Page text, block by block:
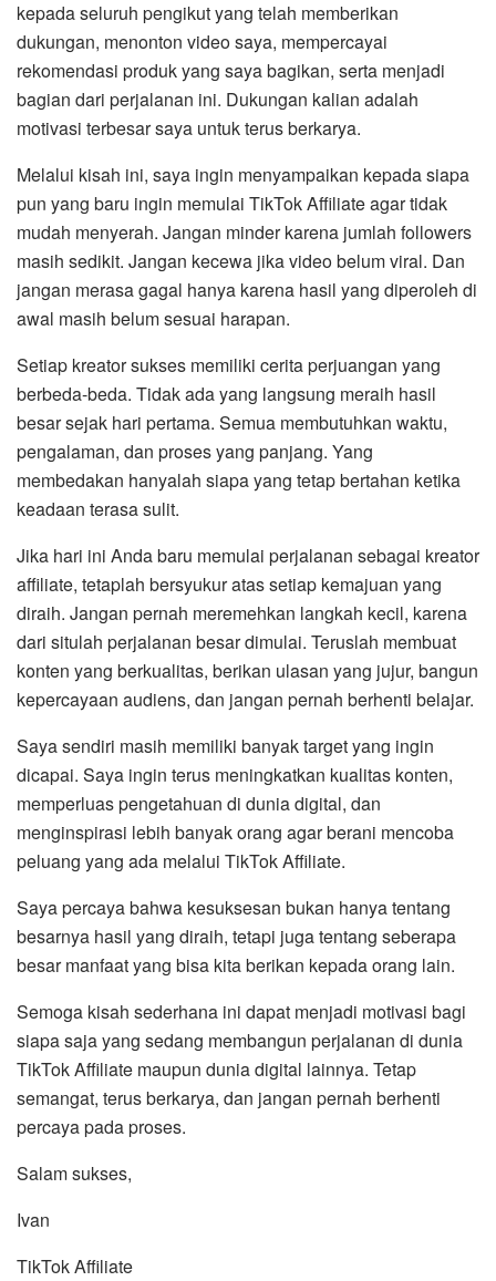
kepada seluruh pengikut yang telah memberikan
dukungan, menonton video saya, mempercayai
rekomendasi produk yang saya bagikan, serta menjadi
bagian dari perjalanan ini. Dukungan kalian adalah
motivasi terbesar saya untuk terus berkarya.
Melalui kisah ini, saya ingin menyampaikan kepada siapa
pun yang baru ingin memulai TikTok Affiliate agar tidak
mudah menyerah. Jangan minder karena jumlah followers
masih sedikit. Jangan kecewa jika video belum viral. Dan
jangan merasa gagal hanya karena hasil yang diperoleh di
awal masih belum sesuai harapan.
Setiap kreator sukses memiliki cerita perjuangan yang
berbeda-beda. Tidak ada yang langsung meraih hasil
besar sejak hari pertama. Semua membutuhkan waktu,
pengalaman, dan proses yang panjang. Yang
membedakan hanyalah siapa yang tetap bertahan ketika
keadaan terasa sulit.
Jika hari ini Anda baru memulai perjalanan sebagai kreator
affiliate, tetaplah bersyukur atas setiap kemajuan yang
diraih. Jangan pernah meremehkan langkah kecil, karena
dari situlah perjalanan besar dimulai. Teruslah membuat
konten yang berkualitas, berikan ulasan yang jujur, bangun
kepercayaan audiens, dan jangan pernah berhenti belajar.
Saya sendiri masih memiliki banyak target yang ingin
dicapai. Saya ingin terus meningkatkan kualitas konten,
memperluas pengetahuan di dunia digital, dan
menginspirasi lebih banyak orang agar berani mencoba
peluang yang ada melalui TikTok Affiliate.
Saya percaya bahwa kesuksesan bukan hanya tentang
besarnya hasil yang diraih, tetapi juga tentang seberapa
besar manfaat yang bisa kita berikan kepada orang lain.
Semoga kisah sederhana ini dapat menjadi motivasi bagi
siapa saja yang sedang membangun perjalanan di dunia
TikTok Affiliate maupun dunia digital lainnya. Tetap
semangat, terus berkarya, dan jangan pernah berhenti
percaya pada proses.
Salam sukses,
Ivan
TikTok Affiliate